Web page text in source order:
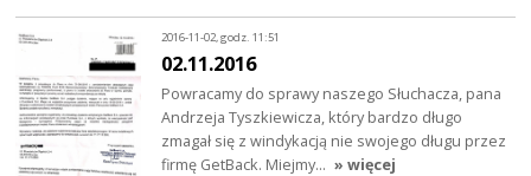
2016-11-02, godz. 11:51
02.11.2016
Powracamy do sprawy naszego Słuchacza, pana
Andrzeja Tyszkiewicza, który bardzo długo
zmagał się z windykacją nie swojego długu przez
firmę GetBack. Miejmy… » więcej